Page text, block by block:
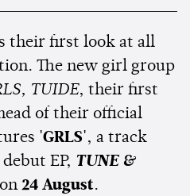
their first look at all
The new girl group
TUIDE, their first
of their official
'GRLS', a track
EP, TUNE &
24 August.